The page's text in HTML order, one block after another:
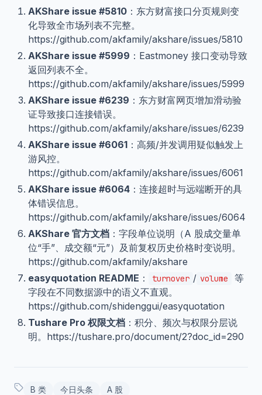
AKShare issue #5810 ：东方财富接口分页规则变
化导致全市场列表不完整。
https://github.com/akfamily/akshare/issues/5810
AKShare issue #5999 ：Eastmoney 接口变动导致
返回列表不全。
https://github.com/akfamily/akshare/issues/5999
AKShare issue #6239 ：东方财富网页增加滑动验
证导致接口连接错误。
https://github.com/akfamily/akshare/issues/6239
AKShare issue #6061 ：高频/并发调用疑似触发上
游风控。
https://github.com/akfamily/akshare/issues/6061
AKShare issue #6064 ：连接超时与远端断开的具
体错误信息。
https://github.com/akfamily/akshare/issues/6064
AKShare 官方文档 ：字段单位说明（A 股成交量单
位“手”、成交额“元”）及前复权历史价格时变说明。
https://github.com/akfamily/akshare
easyquotation README ： turnover / volume
等
字段在不同数据源中的语义不直观。
https://github.com/shidenggui/easyquotation
Tushare Pro 权限文档 ：积分、频次与权限分层说
明。https://tushare.pro/document/2?doc_id=290
B 类 今日头条 A 股